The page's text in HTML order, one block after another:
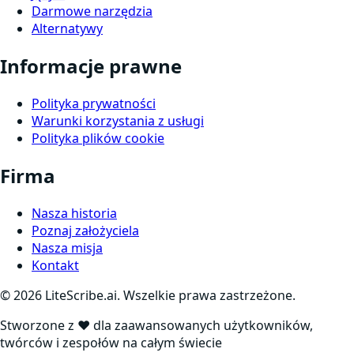
Darmowe narzędzia
Alternatywy
Informacje prawne
Polityka prywatności
Warunki korzystania z usługi
Polityka plików cookie
Firma
Nasza historia
Poznaj założyciela
Nasza misja
Kontakt
©2026 LiteScribe.ai. Wszelkie prawa zastrzeżone.
Stworzone z ❤️ dla zaawansowanych użytkowników,
twórców i zespołów na całym świecie